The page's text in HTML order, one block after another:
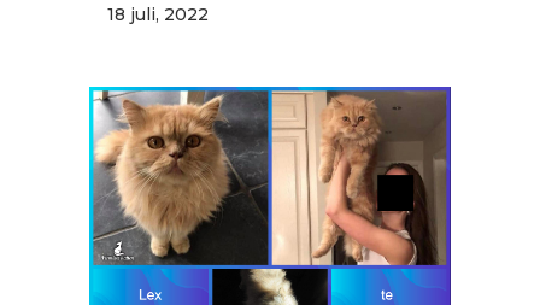
18 juli, 2022